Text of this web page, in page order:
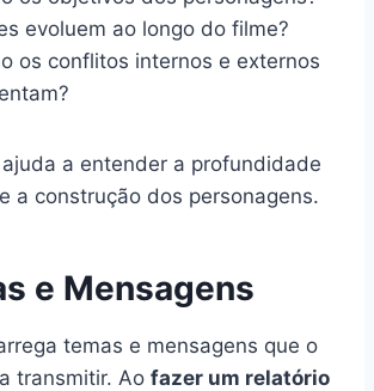
evoluem ao longo do filme?
os conflitos internos e externos
ajuda a entender a profundidade
a construção dos personagens.
e Mensagens
temas e mensagens que o
transmitir. Ao fazer um relatório